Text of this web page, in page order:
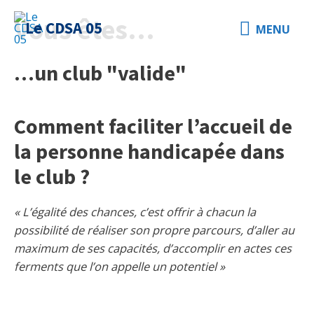
Le CDSA 05 MENU
Vous êtes…
…un club "valide"
Comment faciliter l’accueil de
la personne handicapée dans
le club ?
« L’égalité des chances, c’est offrir à chacun la
possibilité de réaliser son propre parcours, d’aller au
maximum de ses capacités, d’accomplir en actes ces
ferments que l’on appelle un potentiel »